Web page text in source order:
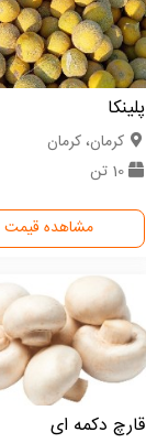
پلینکا
كرمان، کرمان
10 تن
مشاهده قیمت
قارچ دکمه ای